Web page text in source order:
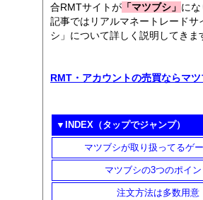
合RMTサイトが 「マツブシ」 に
記事ではリアルマネートレードサ
シ」について詳しく説明してきま
RMT・アカウントの売買ならマツ
▼INDEX（タップでジャンプ）
マツブシが取り扱ってるゲ
マツブシの3つのポイン
注文方法は多数用意